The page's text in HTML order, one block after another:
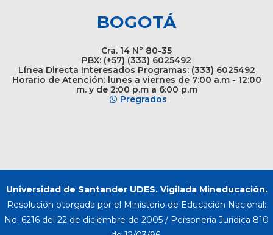
BOGOTÁ
Cra. 14 N° 80-35
PBX: (+57) (333) 6025492
Línea Directa Interesados Programas: (333) 6025492
Horario de Atención: lunes a viernes de 7:00 a.m - 12:00
m. y de 2:00 p.m a 6:00 p.m
Pregrados
Universidad de Santander UDES. Vigilada Mineducación.
Resolución otorgada por el Ministerio de Educación Nacional:
No. 6216 del 22 de diciembre de 2005 / Personería Jurídica 810